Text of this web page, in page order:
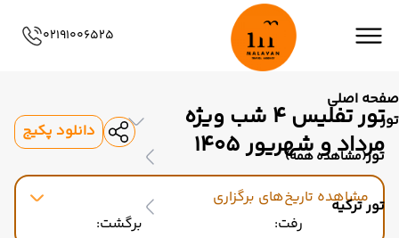
صفحه اصلی
تور
تور(مشاهده همه)
تور ترکیه
02191006525
تور تفلیس 4 شب ویژه
مرداد و شهریور 1405
دانلود پکیج
مشاهده تاریخ‌های برگزاری
رفت:
برگشت: